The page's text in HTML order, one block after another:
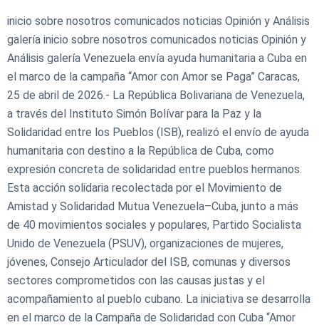
inicio sobre nosotros comunicados noticias Opinión y Análisis
galería inicio sobre nosotros comunicados noticias Opinión y
Análisis galería Venezuela envía ayuda humanitaria a Cuba en
el marco de la campaña “Amor con Amor se Paga” Caracas,
25 de abril de 2026.- La República Bolivariana de Venezuela,
a través del Instituto Simón Bolívar para la Paz y la
Solidaridad entre los Pueblos (ISB), realizó el envío de ayuda
humanitaria con destino a la República de Cuba, como
expresión concreta de solidaridad entre pueblos hermanos.
Esta acción solidaria recolectada por el Movimiento de
Amistad y Solidaridad Mutua Venezuela–Cuba, junto a más
de 40 movimientos sociales y populares, Partido Socialista
Unido de Venezuela (PSUV), organizaciones de mujeres,
jóvenes, Consejo Articulador del ISB, comunas y diversos
sectores comprometidos con las causas justas y el
acompañamiento al pueblo cubano. La iniciativa se desarrolla
en el marco de la Campaña de Solidaridad con Cuba “Amor